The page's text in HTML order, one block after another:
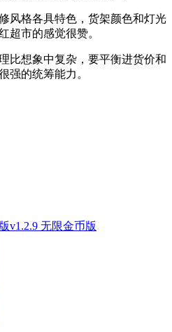
风格各具特色，货架颜色和灯光
超市的感觉很赞。
比想象中复杂，要平衡进货价和
强的统筹能力。
v1.2.9 无限金币版